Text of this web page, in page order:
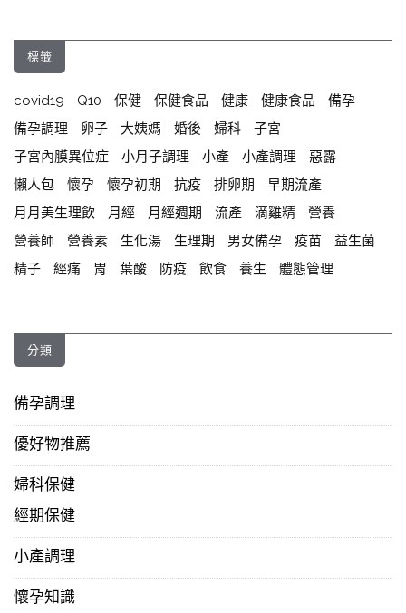
標籤
covid19 Q10 保健 保健食品 健康 健康食品
備孕
備孕調理
卵子 大姨媽 婚後 婦科
子宮
子宮內膜異位症
小月子調理 小產 小產調理
惡露
懶人包
懷孕 懷孕初期 抗疫 排卵期
早期流產
月月美生理飲
月經 月經週期 流產 滴雞精
營養
營養師
營養素 生化湯 生理期 男女備孕 疫苗
益生菌
精子
經痛 胃 葉酸 防疫 飲食 養生 體態管理
分類
備孕調理
優好物推薦
婦科保健
經期保健
小產調理
懷孕知識